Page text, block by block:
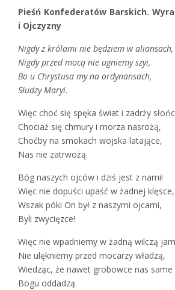
Pieśń Konfederatów Barskich.
i Ojczyzny
Nigdy z królami nie będziem w aliansach,
Nigdy przed mocą nie ugniemy szyi,
Bo u Chrystusa my na ordynansach,
Słudzy Maryi.
Więc choć się spęka świat i zadrży
Chociaż się chmury i morza nasrożą,
Choćby na smokach wojska latające,
Nas nie zatrwożą.
Bóg naszych ojców i dziś jest z nami!
Więc nie dopuści upaść w żadnej klęsce,
Wszak póki On był z naszymi ojcami,
Byli zwycięzce!
Więc nie wpadniemy w żadną wilczą
Nie ulękniemy przed mocarzy władzą,
Wiedząc, że nawet grobowce nas same
Bogu oddadzą.